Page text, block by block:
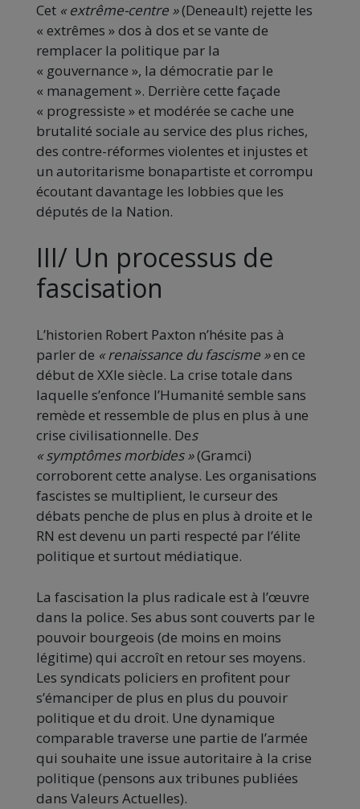
Cet « extrême-centre »(Deneault) rejette les
« extrêmes » dos à dos et se vante de
remplacer la politique par la
« gouvernance », la démocratie par le
« management ». Derrière cette façade
« progressiste » et modérée se cache une
brutalité sociale au service des plus riches,
des contre-réformes violentes et injustes et
un autoritarisme bonapartiste et corrompu
écoutant davantage les lobbies que les
députés de la Nation.
III/ Un processus de
fascisation
L’historien Robert Paxton n’hésite pas à
parler de « renaissance du fascisme »en ce
début de XXIe siècle. La crise totale dans
laquelle s’enfonce l’Humanité semble sans
remède et ressemble de plus en plus à une
crise civilisationnelle. Des
« symptômes morbides »(Gramci)
corroborent cette analyse. Les organisations
fascistes se multiplient, le curseur des
débats penche de plus en plus à droite et le
RN est devenu un parti respecté par l’élite
politique et surtout médiatique.
La fascisation la plus radicale est à l’œuvre
dans la police. Ses abus sont couverts par le
pouvoir bourgeois (de moins en moins
légitime) qui accroît en retour ses moyens.
Les syndicats policiers en profitent pour
s’émanciper de plus en plus du pouvoir
politique et du droit. Une dynamique
comparable traverse une partie de l’armée
qui souhaite une issue autoritaire à la crise
politique (pensons aux tribunes publiées
dans Valeurs Actuelles).